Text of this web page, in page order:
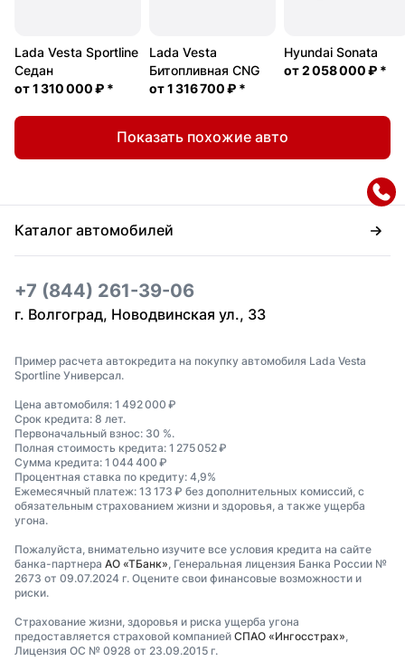
Lada Vesta Sportline
Седан
от1 310 000 ₽ *
Lada Vesta
Битопливная CNG
от1 316 700 ₽ *
Hyundai Sonata
от2 058 000 ₽ *
Показать похожие авто
Каталог автомобилей
+7 (844) 261-39-06
г. Волгоград, Новодвинская ул., 33
Пример расчета автокредита на покупку автомобиля Lada Vesta
Sportline Универсал.
Цена автомобиля: 1 492 000 ₽
Срок кредита: 8 лет.
Первоначальный взнос: 30 %.
Полная стоимость кредита: 1 275 052 ₽
Сумма кредита: 1 044 400 ₽
Процентная ставка по кредиту: 4,9%
Ежемесячный платеж: 13 173 ₽ без дополнительных комиссий, с
обязательным страхованием жизни и здоровья, а также ущерба
угона.
Пожалуйста, внимательно изучите все условия кредита на сайте
банка-партнера АО «ТБанк» , Генеральная лицензия Банка России №
2673 от 09.07.2024 г. Оцените свои финансовые возможности и
риски.
Страхование жизни, здоровья и риска ущерба угона
предоставляется страховой компанией СПАО «Ингосстрах»
Лицензия ОС № 0928 от 23.09.2015 г.